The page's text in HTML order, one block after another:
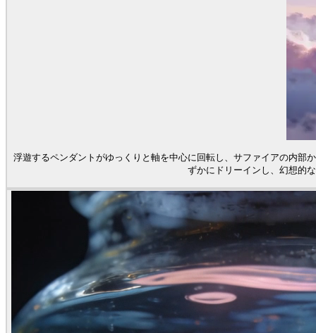
浮遊するペンダントがゆっくりと軸を中心に回転し、サファイアの内部
ずかにドリーインし、幻想的